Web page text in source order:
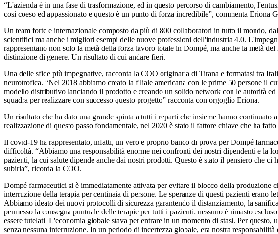
“L'azienda è in una fase di trasformazione, ed in questo percorso di cambiamento,
così coeso ed appassionato e questo è un punto di forza incredibile”, commenta
Un team forte e internazionale composto da più di 800 collaboratori in tutto il mondo,
scientifici ma anche i migliori esempi delle nuove professioni dell'industria 4.0.
rappresentano non solo la metà della forza lavoro totale in Dompé, ma anche la metà
distinzione di genere. Un risultato di cui andare fieri.
Una delle sfide più impegnative, racconta la COO originaria di Tirana e formatasi tra
neurotrofica. “Nel 2018 abbiamo creato la filiale americana con le prime 50 persone il
modello distributivo lanciando il prodotto e creando un solido network con le autorità
squadra per realizzare con successo questo progetto” racconta con orgoglio Eriona.
Un risultato che ha dato una grande spinta a tutti i reparti che insieme hanno
realizzazione di questo passo fondamentale, nel 2020 è stato il fattore chiave che ha
Il covid-19 ha rappresentato, infatti, un vero e proprio banco di prova per Dompé
difficoltà. “Abbiamo una responsabilità enorme nei confronti dei nostri dipendenti e la
pazienti, la cui salute dipende anche dai nostri prodotti. Questo è stato il pensiero che
subirla”, ricorda la COO.
Dompé farmaceutici si è immediatamente attivata per evitare il blocco della
interruzione della terapia per centinaia di persone. Le speranze di questi pazienti
Abbiamo ideato dei nuovi protocolli di sicurezza garantendo il distanziamento, la
permesso la consegna puntuale delle terapie per tutti i pazienti: nessuno è rimasto
essere tutelati. L'economia globale stava per entrare in un momento di stasi. Per
senza nessuna interruzione. In un periodo di incertezza globale, era nostra